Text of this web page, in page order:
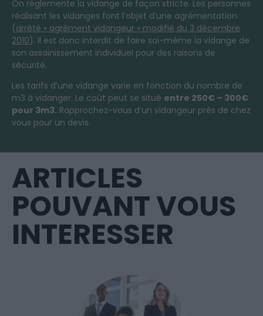
On réglemente la vidange de façon stricte. Les personnes
réalisant les vidanges font l’objet d’une agrémentation
(arrêté « agrément vidangeur » modifié du 3 décembre
2010). Il est donc interdit de faire soi-même la vidange de
son assainissement individuel pour des raisons de
sécurité.
Les tarifs d’une vidange varie en fonction du nombre de
m3 à vidanger. Le coût peut se situé entre 250€ – 300€
pour 3m3. Rapprochez-vous d’un vidangeur près de chez
vous pour un devis.
ARTICLES
POUVANT VOUS
INTERESSER